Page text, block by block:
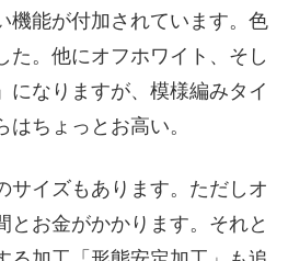
機能が付加されています。色
た。他にオフホワイト、そし
になりますが、模様編みタイ
ちょっとお高い。
サイズもあります。ただしオ
とお金がかかります。それと